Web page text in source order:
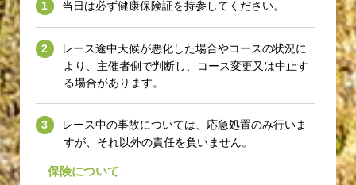
当日は必ず健康保険証を持参してください。
レース途中天候が悪化した場合やコースの状況に
より、主催者側で判断し、コース変更又は中止す
る場合があります。
レース中の事故については、応急処置のみ行いま
すが、それ以外の責任を負いません。
保険について